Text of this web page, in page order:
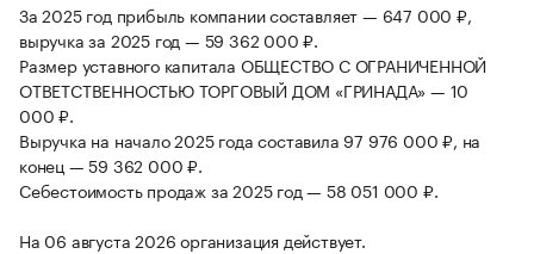
За 2025 год прибыль компании составляет — 647 000 ₽,
выручка за 2025 год — 59 362 000 ₽.
Размер уставного капитала ОБЩЕСТВО С ОГРАНИЧЕННОЙ
ОТВЕТСТВЕННОСТЬЮ ТОРГОВЫЙ ДОМ «ГРИНАДА» — 10
000 ₽.
Выручка на начало 2025 года составила 97 976 000 ₽, на
конец — 59 362 000 ₽.
Себестоимость продаж за 2025 год — 58 051 000 ₽.
На 06 августа 2026 организация действует.